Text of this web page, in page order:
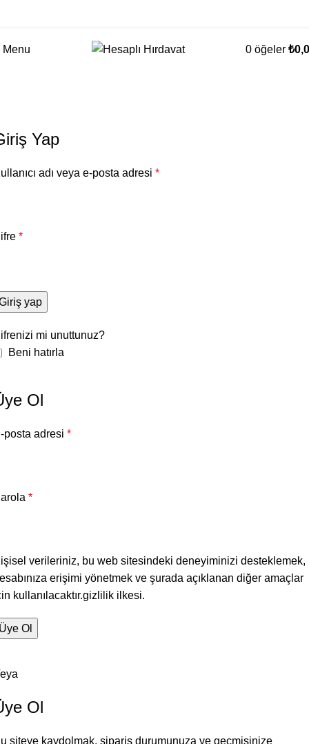
Menu 0 öğeler ₺
Yap
adı veya e-posta adresi *
*
yap
mi unuttunuz?
Beni hatırla
Ol
posta adresi *
*
verileriniz, bu web sitesindeki deneyiminizi desteklemek,
erişimi yönetmek ve şurada açıklanan diğer amaçlar
kullanılacaktır.gizlilik ilkesi.
Ol
Ol
siteye kaydolmak, sipariş durumunuza ve geçmişinize